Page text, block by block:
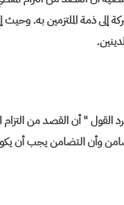
إلى ذمة الملتزمين به.
" أن القصد من التزام
وأن التضامن يجب أن